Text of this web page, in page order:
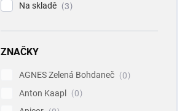
Na skladě 3
ZNAČKY
AGNES Zelená Bohdaneč
0
Anton Kaapl
0